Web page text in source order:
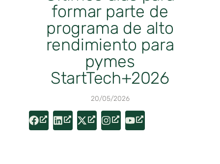
formar parte de
programa de alto
rendimiento para
pymes
StartTech+2026
20/05/2026